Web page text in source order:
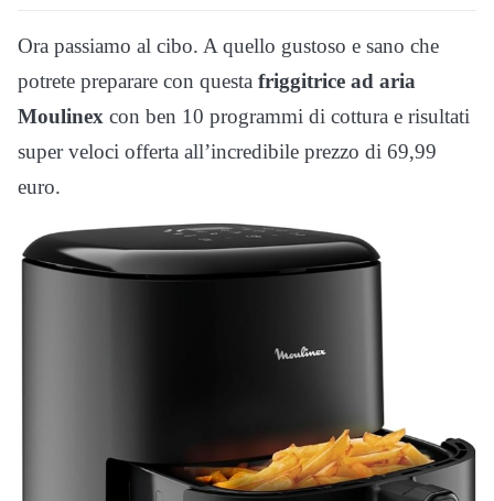
Ora passiamo al cibo. A quello gustoso e sano che
potrete preparare con questa friggitrice ad aria
Moulinex con ben 10 programmi di cottura e risultati
super veloci offerta all’incredibile prezzo di 69,99
euro.